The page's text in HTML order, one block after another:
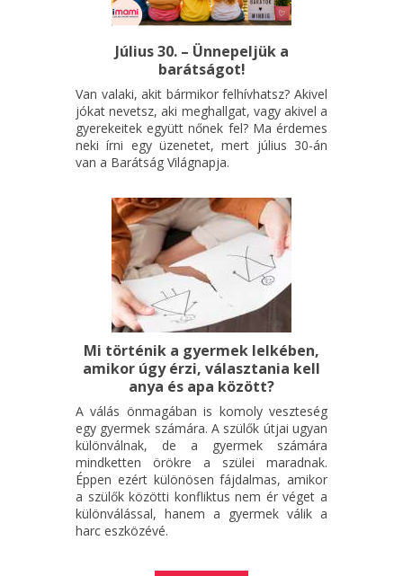
Július 30. – Ünnepeljük a
barátságot!
Van valaki, akit bármikor felhívhatsz? Akivel
jókat nevetsz, aki meghallgat, vagy akivel a
gyerekeitek együtt nőnek fel? Ma érdemes
neki írni egy üzenetet, mert július 30-án
van a Barátság Világnapja.
Mi történik a gyermek lelkében,
amikor úgy érzi, választania kell
anya és apa között?
A válás önmagában is komoly veszteség
egy gyermek számára. A szülők útjai ugyan
különválnak, de a gyermek számára
mindketten örökre a szülei maradnak.
Éppen ezért különösen fájdalmas, amikor
a szülők közötti konfliktus nem ér véget a
különválással, hanem a gyermek válik a
harc eszközévé.